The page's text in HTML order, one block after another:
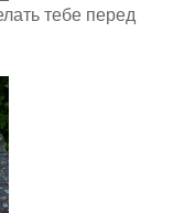
тебе перед